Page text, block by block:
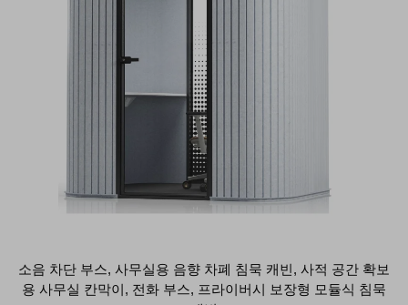
소음 차단 부스, 사무실용 음향 차폐 침묵 캐빈, 사적 공간 확보
용 사무실 칸막이, 전화 부스, 프라이버시 보장형 모듈식 침묵